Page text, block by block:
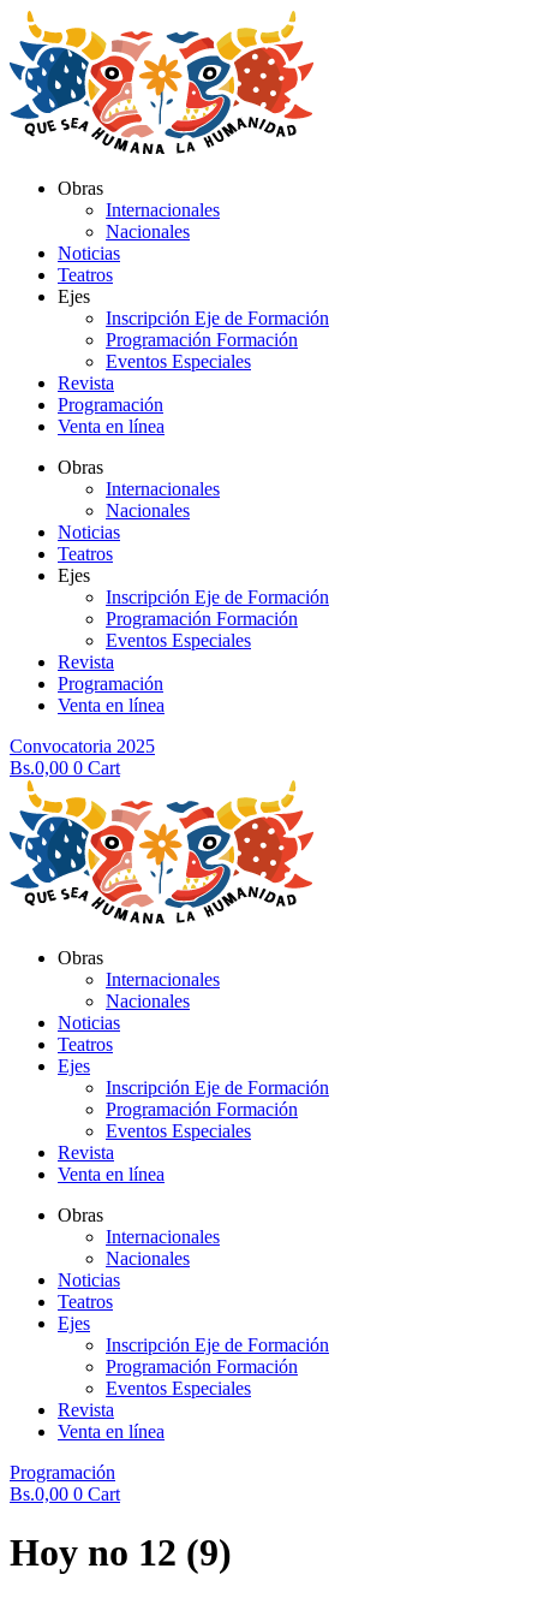
al
contenido
Obras
Internacionales
Nacionales
Noticias
Teatros
Ejes
Inscripción Eje de Formación
Programación Formación
Eventos Especiales
Revista
Programación
Venta en línea
Obras
Internacionales
Nacionales
Noticias
Teatros
Ejes
Inscripción Eje de Formación
Programación Formación
Eventos Especiales
Revista
Programación
Venta en línea
Convocatoria 2025
Bs.0,00 0 Cart
Obras
Internacionales
Nacionales
Noticias
Teatros
Ejes
Inscripción Eje de Formación
Programación Formación
Eventos Especiales
Revista
Venta en línea
Obras
Internacionales
Nacionales
Noticias
Teatros
Ejes
Inscripción Eje de Formación
Programación Formación
Eventos Especiales
Revista
Venta en línea
Programación
Bs.0,00 0 Cart
Hoy no 12 (9)